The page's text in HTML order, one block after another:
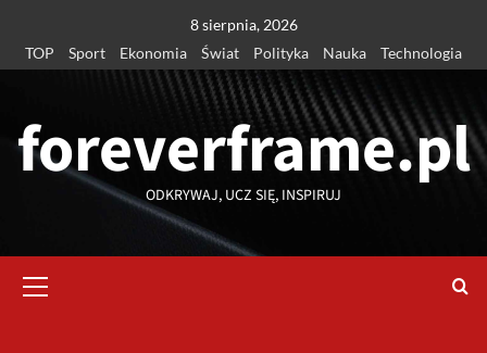
treści
8 sierpnia, 2026
TOP
Sport Ekonomia Świat Polityka Nauka Technologia
foreverframe.pl
ODKRYWAJ, UCZ SIĘ, INSPIRUJ
główne